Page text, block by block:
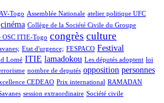
Togo Assemblée Nationale atelier politique UFC
cinéma Collège de la Société Civile du Groupe
OSC ITIE-Togo congrès culture
Etat d'urgence; FESPACO Festival
Lomé ITIE lamadokou Les députés adoptent loi
nombre de deputés opposition personnes
CEDEAO Prix international RAMADAN
session extraordinaire Société civile